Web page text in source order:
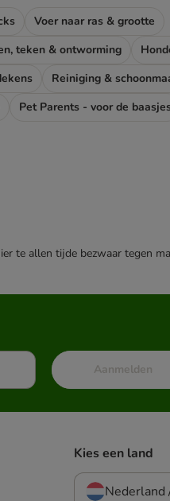
Voer naar ras & grootte
teken & ontworming
Reiniging &
Pet Parents - voor de
te allen tijde bezwaar tegen
Aanmelden
Kies een land
Nederland